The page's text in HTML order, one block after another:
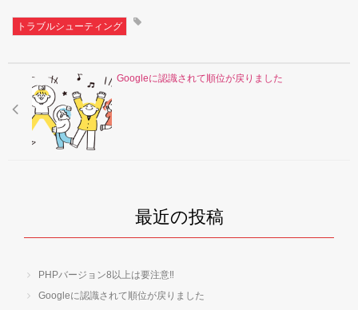
トラブルシューティング
Googleに認識されて順位が戻りました
最近の投稿
PHPバージョン8以上は要注意‼
Googleに認識されて順位が戻りました